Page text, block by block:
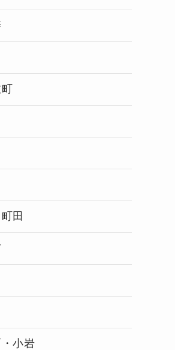
田
小岩